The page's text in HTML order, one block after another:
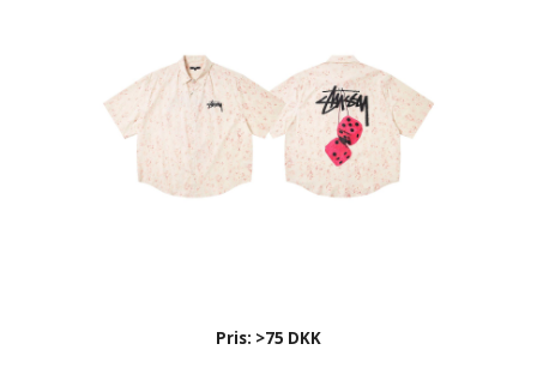
Pris: >75 DKK